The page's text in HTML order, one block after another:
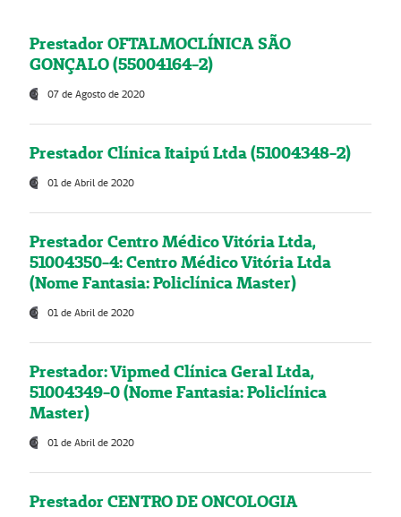
Prestador OFTALMOCLÍNICA SÃO
GONÇALO (55004164-2)
07 de Agosto de 2020
Prestador Clínica Itaipú Ltda (51004348-2)
01 de Abril de 2020
Prestador Centro Médico Vitória Ltda,
51004350-4: Centro Médico Vitória Ltda
(Nome Fantasia: Policlínica Master)
01 de Abril de 2020
Prestador: Vipmed Clínica Geral Ltda,
51004349-0 (Nome Fantasia: Policlínica
Master)
01 de Abril de 2020
Prestador CENTRO DE ONCOLOGIA